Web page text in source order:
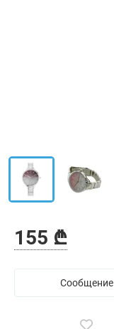
155 ₾
Сообщение